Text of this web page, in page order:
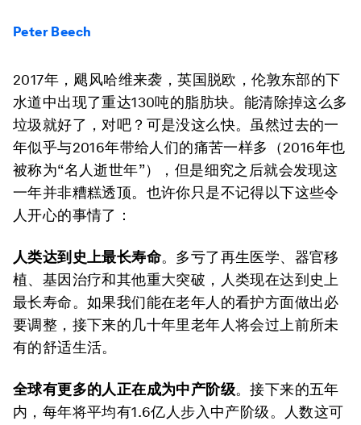
Peter Beech
2017年，飓风哈维来袭，英国脱欧，伦敦东部的下
水道中出现了重达130吨的脂肪块。能清除掉这么多
垃圾就好了，对吧？可是没这么快。虽然过去的一
年似乎与2016年带给人们的痛苦一样多（2016年也
被称为“名人逝世年”），但是细究之后就会发现这
一年并非糟糕透顶。也许你只是不记得以下这些令
人开心的事情了：
人类达到史上最长寿命。多亏了再生医学、器官移
植、基因治疗和其他重大突破，人类现在达到史上
最长寿命。如果我们能在老年人的看护方面做出必
要调整，接下来的几十年里老年人将会过上前所未
有的舒适生活。
全球有更多的人正在成为中产阶级。接下来的五年
内，每年将平均有1.6亿人步入中产阶级。人数这可